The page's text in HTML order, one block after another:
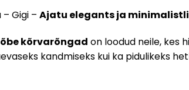
Gigi – Ajatu elegants ja
kõrvarõngad on loodud neile, kes
kandmiseks kui ka pidulikeks